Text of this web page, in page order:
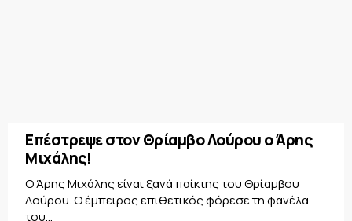
Επέστρεψε στον Θρίαμβο Λούρου ο Άρης
Μιχάλης!
Ο Άρης Μιχάλης είναι ξανά παίκτης του Θρίαμβου
Λούρου. Ο έμπειρος επιθετικός φόρεσε τη φανέλα
του...